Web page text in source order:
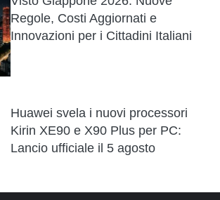
Regole, Costi Aggiornati e
Innovazioni per i Cittadini Italiani
Huawei svela i nuovi processori
Kirin XE90 e X90 Plus per PC:
Lancio ufficiale il 5 agosto